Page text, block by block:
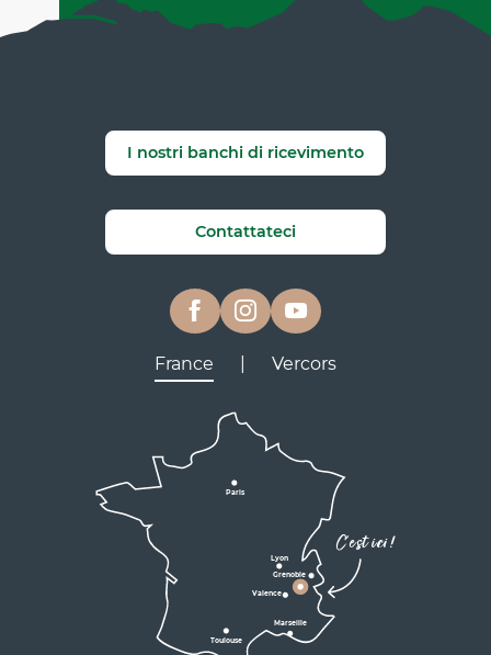
I nostri banchi di ricevimento
Contattateci
France Vercors
C'est ici !
Paris
Toulouse
Marseille
Lyon
Valence
Grenoble
D1075
D531
Valence
Lyon
Marseille